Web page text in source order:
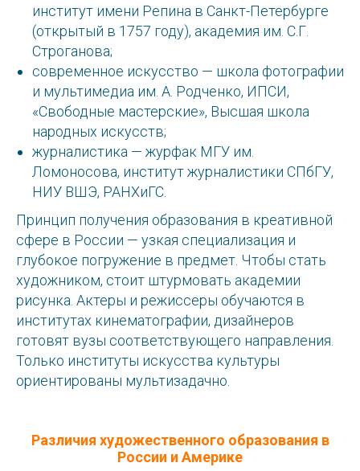
институт имени Репина в Санкт-Петербурге
(открытый в 1757 году), академия им. С.Г.
Строганова;
современное искусство — школа фотографии
и мультимедиа им. А. Родченко, ИПСИ,
«Свободные мастерские», Высшая школа
народных искусств;
журналистика — журфак МГУ им.
Ломоносова, институт журналистики СПбГУ,
НИУ ВШЭ, РАНХиГС.
Принцип получения образования в креативной
сфере в России — узкая специализация и
глубокое погружение в предмет. Чтобы стать
художником, стоит штурмовать академии
рисунка. Актеры и режиссеры обучаются в
институтах кинематографии, дизайнеров
готовят вузы соответствующего направления.
Только институты искусства культуры
ориентированы мультизадачно.
Различия художественного образования в
России и Америке